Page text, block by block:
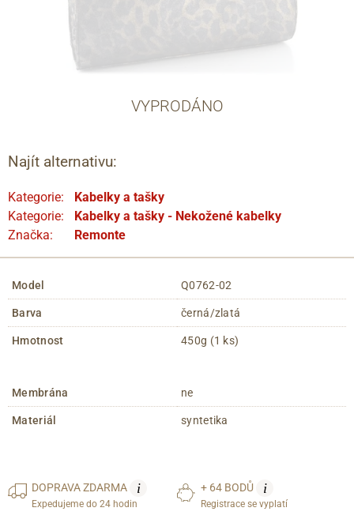
VYPRODÁNO
Najít alternativu:
Kategorie:
Kabelky a tašky
Kategorie:
Kabelky a tašky - Nekožené kabelky
Značka:
Remonte
Model Q0762-02
Barva černá/zlatá
Hmotnost 450g (1 ks)
Membrána ne
Materiál syntetika
DOPRAVAZDARMA i
Expedujeme do 24 hodin
+ 64 BODŮ i
Registrace se vyplatí